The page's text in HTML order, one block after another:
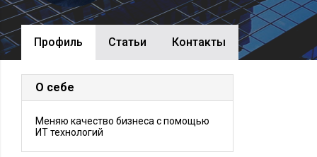
Профиль Cтатьи Контакты
О себе
Меняю качество бизнеса с помощью
ИТ технологий